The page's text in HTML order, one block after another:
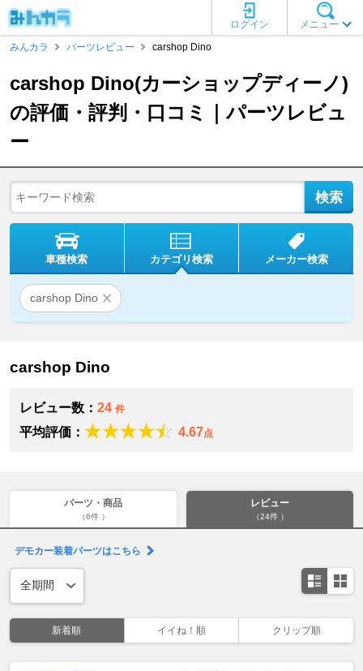
メニュー
ログイン
みんカラ
パーツレビュー carshop Dino
carshop Dino(カーショップディーノ)
の評価・評判・口コミ｜パーツレビュ
ー
車種検索 カテゴリ検索 メーカー検索
carshop Dino
carshop Dino
レビュー数： 24 件
平均評価： 4.67点
パーツ・商品
（6件 ）
レビュー
（24件 ）
デモカー装着パーツはこちら
新着順 イイね！順 クリップ順